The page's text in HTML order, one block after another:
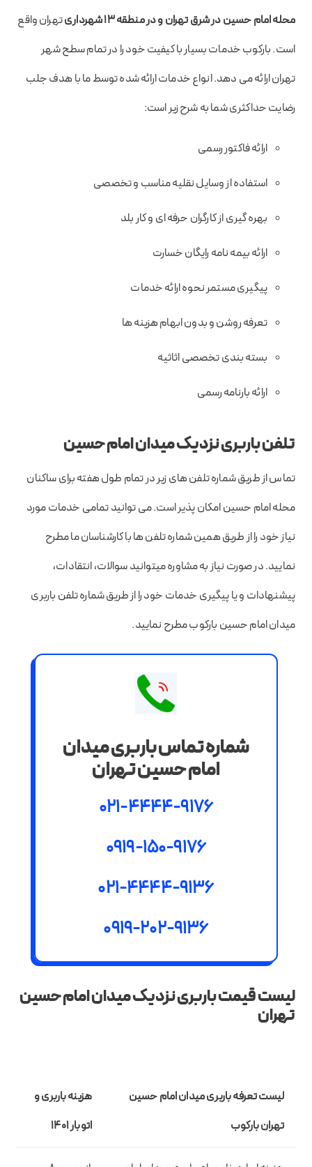
محله امام حسین در شرق تهران و در منطقه 13 شهرداریتهران واقع
است. بارکوب خدمات بسیار با کیفیت خود را در تمام سطح شهر
تهران ارائه می دهد. انواع خدمات ارائه شده توسط ما با هدف جلب
رضایت حداکثری شما به شرح زیر است:
ارائه فاکتور رسمی
استفاده از وسایل نقلیه مناسب و تخصصی
بهره گیری از کارگران حرفه ای و کار بلد
ارائه بیمه نامه رایگان خسارت
پیگیری مستمر نحوه ارائه خدمات
تعرفه روشن و بدون ابهام هزینه ها
بسته بندی تخصصی اثاثیه
ارائه بارنامه رسمی
تلفن باربری نزدیک میدان امام حسین
تماس از طریق شماره تلفن های زیر در تمام طول هفته برای ساکنان
محله امام حسین امکان پذیر است. می توانید تمامی خدمات مورد
نیاز خود را از طریق همین شماره تلفن ها با کارشناسان ما مطرح
نمایید. در صورت نیاز به مشاوره میتوانید سوالات، انتقادات،
پیشنهادات و یا پیگیری خدمات خود را از طریق شماره تلفن باربری
میدان امام حسین بارکوب مطرح نمایید.
شماره تماس باربری میدان
امام حسین تهران
021-4444-9176
0919-150-9176
021-4444-9136
0919-202-9136
لیست قیمت باربری نزدیک میدان امام حسین
تهران
لیست تعرفه باربری میدان امام حسین
تهران بارکوب
هزینه باربری و
اتوبار 1401